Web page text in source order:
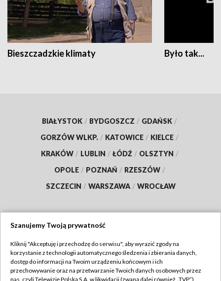
Bieszczadzkie klimaty Było tak...
BIAŁYSTOK / BYDGOSZCZ / GDAŃSK /
GORZÓW WLKP. / KATOWICE / KIELCE /
KRAKÓW / LUBLIN / ŁÓDŹ / OLSZTYN /
OPOLE / POZNAŃ / RZESZÓW /
SZCZECIN / WARSZAWA / WROCŁAW
TVP
Abonament TVP
Regulamin TVP
Szanujemy Twoją prywatność
Kliknij "Akceptuję i przechodzę do serwisu", aby wyrazić zgody na
korzystanie z technologii automatycznego śledzenia i zbierania danych,
dostęp do informacji na Twoim urządzeniu końcowym i ich
przechowywanie oraz na przetwarzanie Twoich danych osobowych przez
nas, czyli Telewizję Polską S.A. w likwidacji (zwaną dalej również „TVP”),